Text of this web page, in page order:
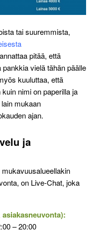
tai suuremmista,
pitää, että
vielä tähän päälle
kuuluttaa, että
nimi on paperilla ja
mukaan
ajan.
ja
on Live-Chat, joka
– 20:00